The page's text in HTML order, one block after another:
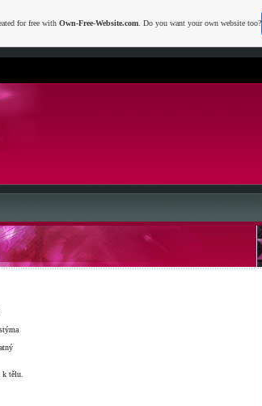
k tělu.
for free with Own-Free-Website.com. Do you want your own website too?